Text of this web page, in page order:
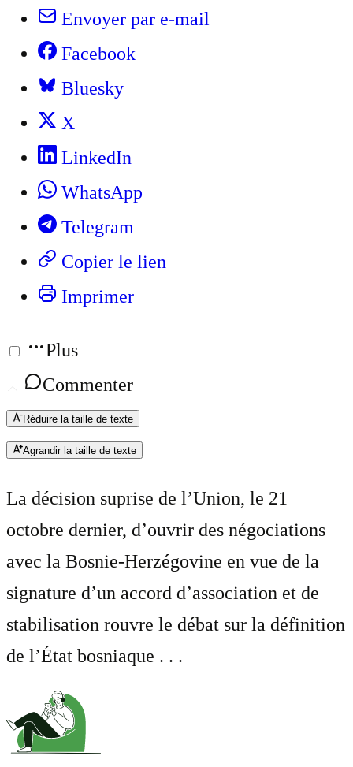
Envoyer par e-mail
Facebook
Bluesky
X
LinkedIn
WhatsApp
Telegram
Copier le lien
Imprimer
Plus
Commenter
Réduire la taille de texte
Agrandir la taille de texte
La décision suprise de l’Union, le 21
octobre dernier, d’ouvrir des négociations
avec la Bosnie-Herzégovine en vue de la
signature d’un accord d’association et de
stabilisation rouvre le débat sur la définition
de l’État bosniaque . . .